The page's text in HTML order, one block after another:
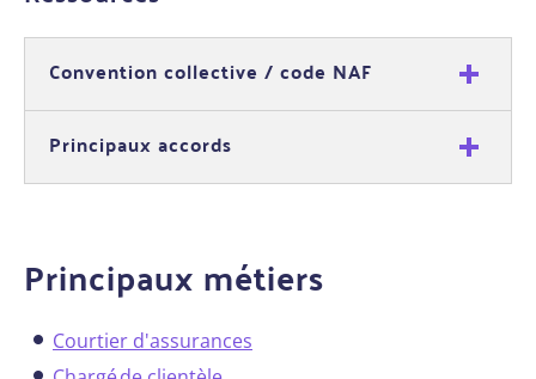
Convention collective / code NAF
Principaux accords
Principaux métiers
Courtier d'assurances